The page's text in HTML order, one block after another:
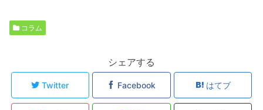
コラム
シェアする
Twitter Facebook はてブ